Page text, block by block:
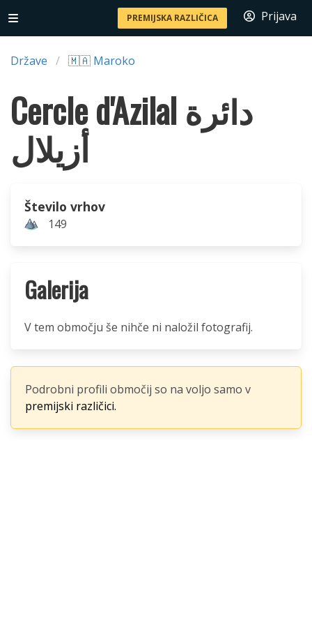
PREMIJSKA RAZLIČICA Prijava
Države 🇲🇦 Maroko
Cercle d'Azilal دائرة
أزيلال
Število vrhov
149
Galerija
V tem območju še nihče ni naložil fotografij.
Podrobni profili območij so na voljo samo v
premijski različici.